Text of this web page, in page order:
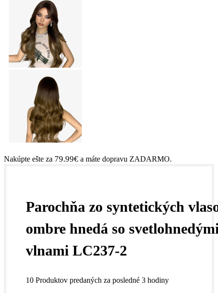
Nakúpte ešte za 79.99€ a máte dopravu ZADARMO.
Parochňa zo syntetických
ombre hnedá so
vlnami LC237-2
10 Produktov predaných za posledné 3 hodiny